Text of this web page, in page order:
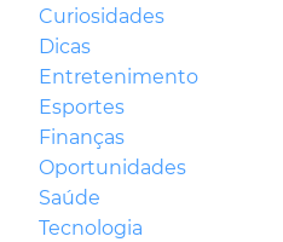
Curiosidades
Dicas
Entretenimento
Esportes
Finanças
Oportunidades
Saúde
Tecnologia